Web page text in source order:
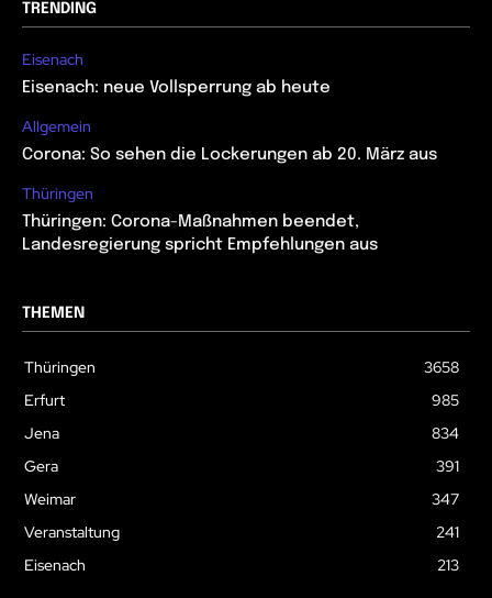
TRENDING
Eisenach
Eisenach: neue Vollsperrung ab heute
Allgemein
Corona: So sehen die Lockerungen ab 20. März aus
Thüringen
Thüringen: Corona-Maßnahmen beendet,
Landesregierung spricht Empfehlungen aus
THEMEN
Thüringen
3658
Erfurt
985
Jena
834
Gera
391
Weimar
347
Veranstaltung
241
Eisenach
213